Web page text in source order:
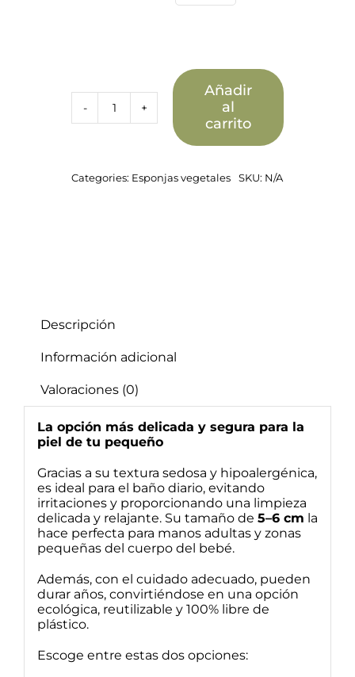
Esponja
Marina
Bebé
Añadir
al
carrito
Categories: Esponjas vegetales SKU: N/A
Descripción
Información adicional
Valoraciones (0)
La opción más delicada y segura para la
piel de tu pequeño
Gracias a su textura sedosa y hipoalergénica,
es ideal para el baño diario, evitando
irritaciones y proporcionando una limpieza
delicada y relajante. Su tamaño de 5–6 cm la
hace perfecta para manos adultas y zonas
pequeñas del cuerpo del bebé.
Además, con el cuidado adecuado, pueden
durar años, convirtiéndose en una opción
ecológica, reutilizable y 100% libre de
plástico.
Escoge entre estas dos opciones: